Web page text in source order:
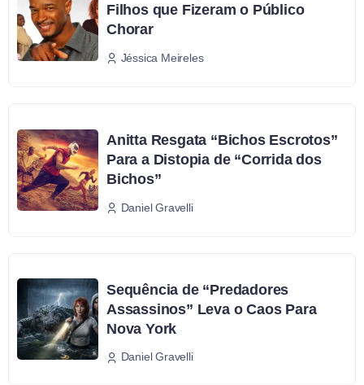
Filhos que Fizeram o Público
Chorar
Jéssica Meireles
Anitta Resgata “Bichos Escrotos”
Para a Distopia de “Corrida dos
Bichos”
Daniel Gravelli
Sequência de “Predadores
Assassinos” Leva o Caos Para
Nova York
Daniel Gravelli